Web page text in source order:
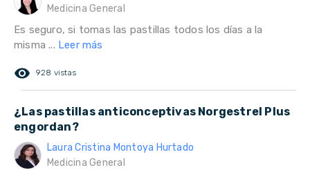
Medicina General
Es seguro, si tomas las pastillas todos los días a la
misma ... Leer más
remove_red_eye 928 vistas
¿Las pastillas anticonceptivas Norgestrel Plus
engordan?
Laura Cristina Montoya Hurtado
Medicina General